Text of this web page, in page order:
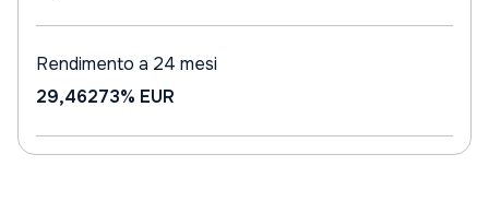
Rendimento a 24 mesi
29,46273% EUR